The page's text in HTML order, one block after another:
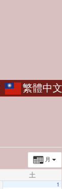
繁體中文
月
土
1